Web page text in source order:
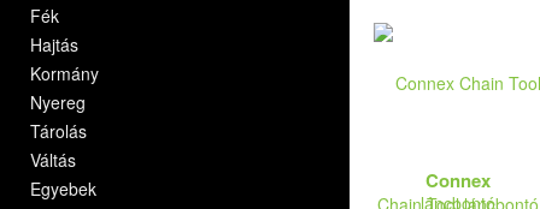
Fék
Hajtás
Kormány
Nyereg
Tárolás
Váltás
Egyebek
Connex
Chain Tool láncbontó